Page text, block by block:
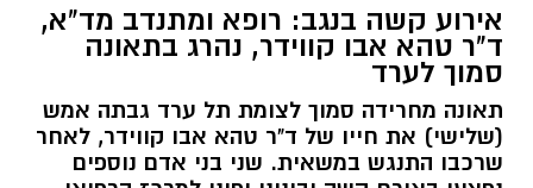
אירוע קשה בנגב: רופא ומתנדב מד"א,
ד"ר טהא אבו קווידר, נהרג בתאונה
סמוך לערד
תאונה מחרידה סמוך לצומת תל ערד גבתה אמש
(שלישי) את חייו של ד"ר טהא אבו קווידר, לאחר
שרכבו התנגש במשאית. שני בני אדם נוספים